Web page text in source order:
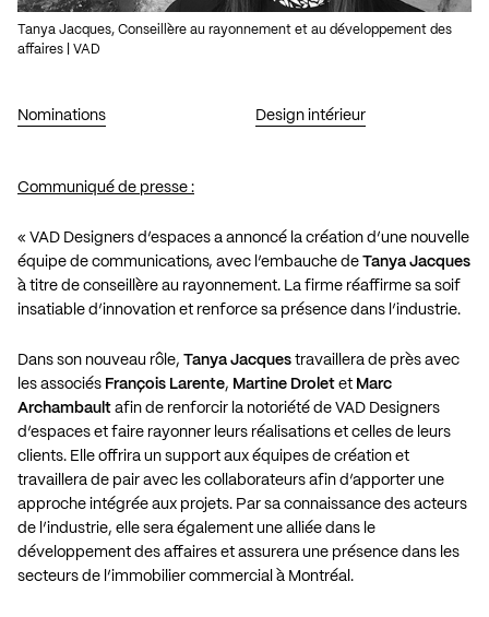
Nominations Design intérieur
Tanya Jacques, Conseillère au rayonnement et au développement des
affaires | VAD
Communiqué de presse :
« VAD Designers d’espaces a annoncé la création d’une nouvelle
équipe de communications, avec l’embauche de Tanya Jacques
à titre de conseillère au rayonnement. La firme réaffirme sa soif
insatiable d’innovation et renforce sa présence dans l’industrie.
Dans son nouveau rôle, Tanya Jacques travaillera de près avec
les associés François Larente, Martine Drolet et Marc
Archambault afin de renforcir la notoriété de VAD Designers
d’espaces et faire rayonner leurs réalisations et celles de leurs
clients. Elle offrira un support aux équipes de création et
travaillera de pair avec les collaborateurs afin d’apporter une
approche intégrée aux projets. Par sa connaissance des acteurs
de l’industrie, elle sera également une alliée dans le
développement des affaires et assurera une présence dans les
secteurs de l’immobilier commercial à Montréal.